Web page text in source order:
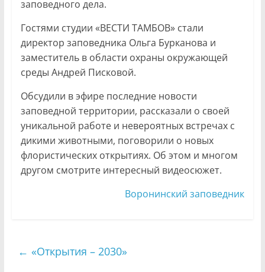
заповедного дела.
Гостями студии «ВЕСТИ ТАМБОВ» стали
директор заповедника Ольга Бурканова и
заместитель в области охраны окружающей
среды Андрей Писковой.
Обсудили в эфире последние новости
заповедной территории, рассказали о своей
уникальной работе и невероятных встречах с
дикими животными, поговорили о новых
флористических открытиях. Об этом и многом
другом смотрите интересный видеосюжет.
Воронинский заповедник
← «Открытия – 2030»